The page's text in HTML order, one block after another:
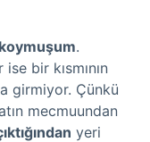
.
bir kısmının
girmiyor. Çünkü
mecmuundan
yeri